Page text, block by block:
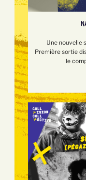
Une nouvelle
Première sortie
le